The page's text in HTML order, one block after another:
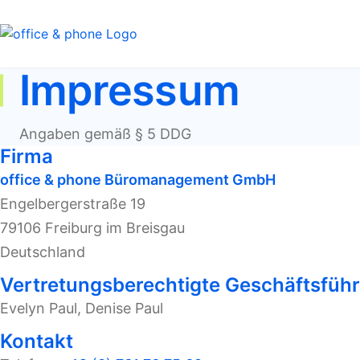
Impressum
Angaben gemäß § 5 DDG
Firma
office & phone Büromanagement GmbH
Engelbergerstraße 19
79106 Freiburg im Breisgau
Deutschland
Vertretungsberechtigte
Evelyn Paul, Denise Paul
Kontakt